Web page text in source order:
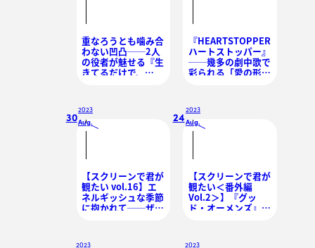
重なろうとも噛み合
わない凹凸──2人
の役者が魅せる『生
きてるだけで、
『HEARTSTOPPER
ハートストッパー』
──幾多の劇中歌で
彩られる「愛の形」
30
2023
Aug./
【スクリーンで君が
観たい vol.16】エ
ネルギッシュな季節
に抱かれて──ザッ
24
2023
Aug./
【スクリーンで君が
観たい＜番外編
Vol.2＞】『グッ
ド・オーメンズ』
ットに富んだドタバ
2023 2023